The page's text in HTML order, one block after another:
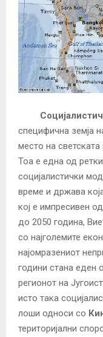
специфична земја
место на
Тоа е една од
социјалистички
време и држава
кој е импресивен
до 2050 година,
со најголемите
најомразениот
години стана еден
регионот на
исто така
лоши односи со
територијални